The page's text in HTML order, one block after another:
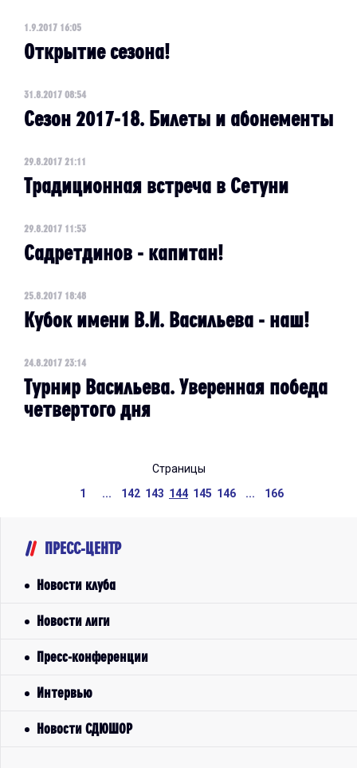
1.9.2017 16:05
Открытие сезона!
31.8.2017 08:54
Сезон 2017-18. Билеты и абонементы
29.8.2017 21:11
Традиционная встреча в Сетуни
29.8.2017 11:53
Садретдинов - капитан!
25.8.2017 18:48
Кубок имени В.И. Васильева - наш!
24.8.2017 23:14
Турнир Васильева. Уверенная победа
четвертого дня
Страницы
1
... 142 143 144 145 146 ... 166
ПРЕСС-ЦЕНТР
Новости клуба
Новости лиги
Пресс-конференции
Интервью
Новости СДЮШОР